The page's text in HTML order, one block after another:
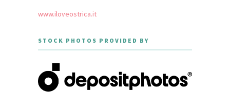
www.iloveostrica.it
STOCK PHOTOS PROVIDED BY